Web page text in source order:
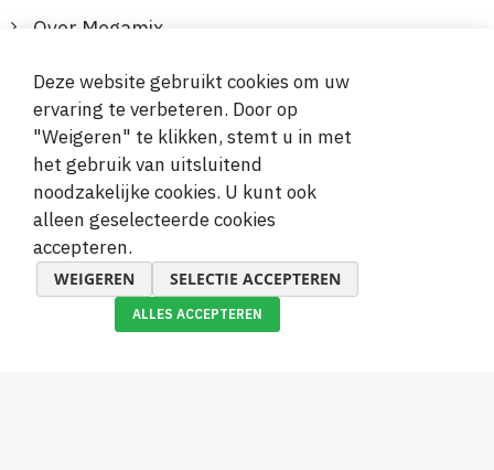
Over Megamix
Informatie
Klantenservice
Veilige en gemakkelijke betalingen
Deze website gebruikt cookies om uw
ervaring te verbeteren. Door op
"Weigeren" te klikken, stemt u in met
het gebruik van uitsluitend
noodzakelijke cookies. U kunt ook
alleen geselecteerde cookies
accepteren.
WEIGEREN SELECTIE ACCEPTEREN
ALLES ACCEPTEREN